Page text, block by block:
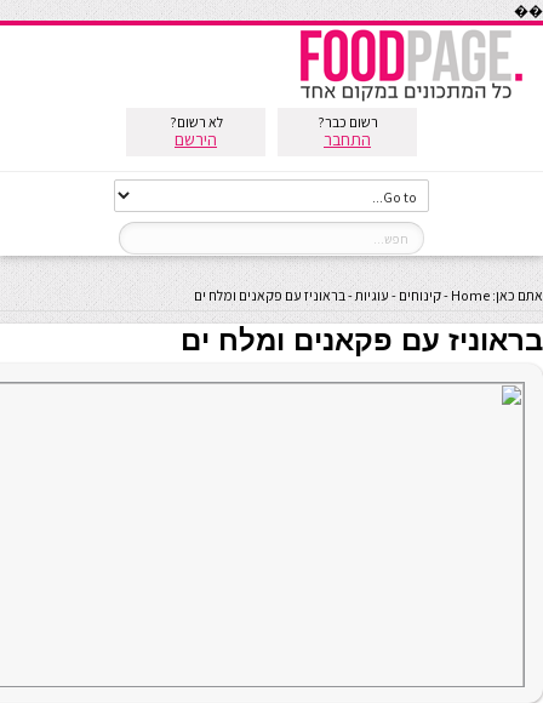
��
רשום כבר?
התחבר
לא רשום?
הירשם
אתם כאן: Home
-קינוחים - עוגיות-בראוניז עם פקאנים ומלח ים
בראוניז עם פקאנים ומלח ים